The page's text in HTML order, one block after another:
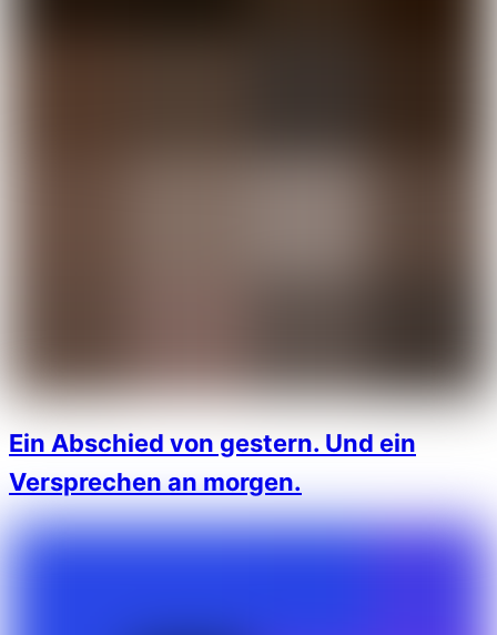
Ein Abschied von gestern. Und ein
Versprechen an morgen.